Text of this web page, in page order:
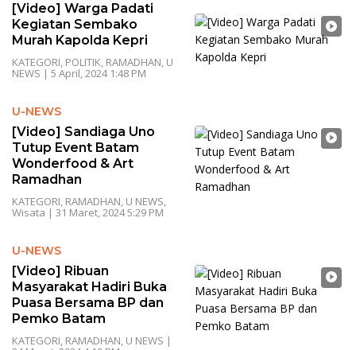
[Video] Warga Padati
Kegiatan Sembako
Murah Kapolda Kepri
KATEGORI, POLITIK, RAMADHAN, U
NEWS | 5 April, 2024 1:48 PM
U-NEWS
[Video] Sandiaga Uno
Tutup Event Batam
Wonderfood & Art
Ramadhan
KATEGORI, RAMADHAN, U NEWS,
Wisata | 31 Maret, 2024 5:29 PM
U-NEWS
[Video] Ribuan
Masyarakat Hadiri Buka
Puasa Bersama BP dan
Pemko Batam
KATEGORI, RAMADHAN, U NEWS |